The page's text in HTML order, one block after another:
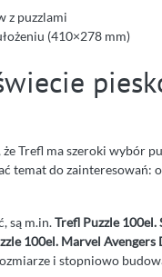
z puzzlami
(410×278 mm)
Trefl ma szeroki wybór
temat do zainteresowań:
są m.in.Trefl Puzzle 100el.
100el. Marvel
i stopniowo